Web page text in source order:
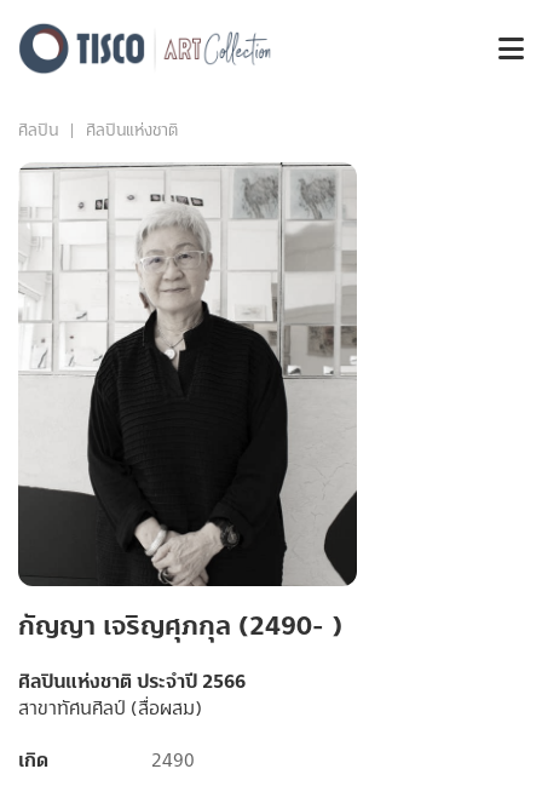
ศิลปิน ศิลปินแห่งชาติ
กัญญา เจริญศุภกุล (2490- )
ศิลปินแห่งชาติ ประจำปี 2566
สาขาทัศนศิลป์ (สื่อผสม)
เกิด
2490